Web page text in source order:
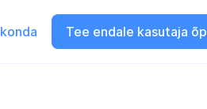
Tee endale kasutaja